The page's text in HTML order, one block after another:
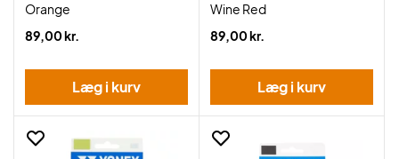
Orange
89,00 kr.
Læg i kurv
Wine Red
89,00 kr.
Læg i kurv